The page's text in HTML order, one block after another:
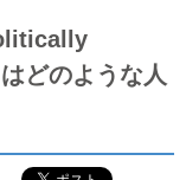
どのような人